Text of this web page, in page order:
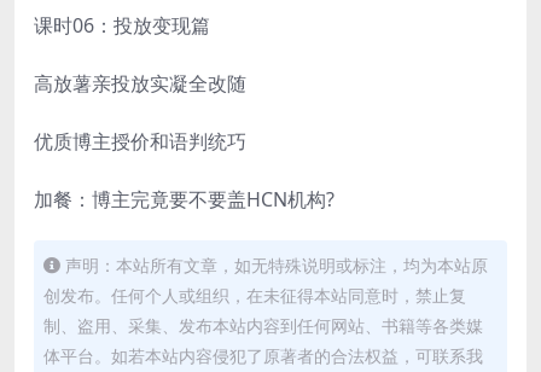
课时06：投放变现篇
高放薯亲投放实凝全改随
优质博主授价和语判统巧
加餐：博主完竟要不要盖HCN机构?
声明：本站所有文章，如无特殊说明或标注，均为本站原
创发布。任何个人或组织，在未征得本站同意时，禁止复
制、盗用、采集、发布本站内容到任何网站、书籍等各类媒
体平台。如若本站内容侵犯了原著者的合法权益，可联系我